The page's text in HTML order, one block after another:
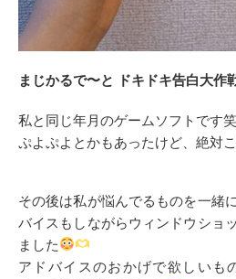
まじかるで〜と ドキドキ告白大作
私と同じ年月のゲームソフトです笑
ぷよぷよとかもあったけど、絶対
その後は私が悩んでるものを一緒
バイスもしながらウィンドウショ
ました
アドバイスのおかげで欲しいも